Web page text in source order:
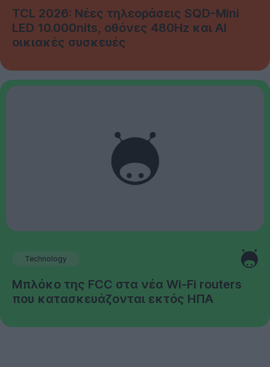
TCL 2026: Νέες τηλεοράσεις SQD-Mini
LED 10.000nits, οθόνες 480Hz και AI
οικιακές συσκευές
Technology
Μπλόκο της FCC στα νέα Wi-Fi routers
που κατασκευάζονται εκτός ΗΠΑ